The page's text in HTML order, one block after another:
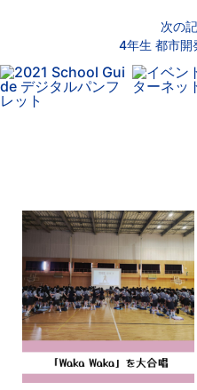
次の
4年生 都市開